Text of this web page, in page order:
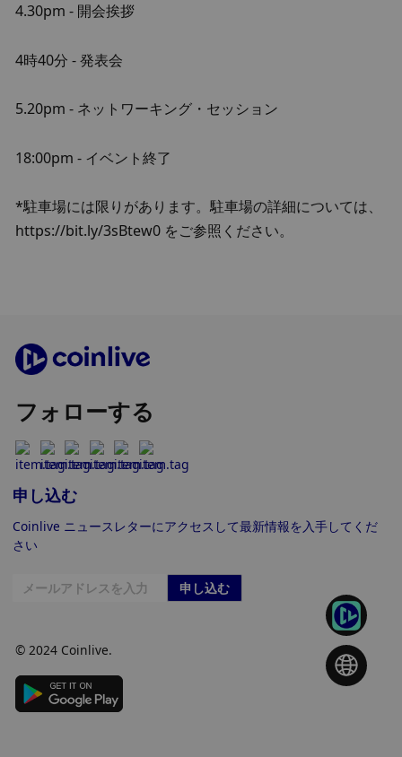
4.30pm - 開会挨拶
4時40分 - 発表会
5.20pm - ネットワーキング・セッション
18:00pm - イベント終了
*駐車場には限りがあります。駐車場の詳細については、
https://bit.ly/3sBtew0 をご参照ください。
フォローする
申し込む
Coinlive ニュースレターにアクセスして最新情報を入手してくだ
さい
申し込む
© 2024 Coinlive.